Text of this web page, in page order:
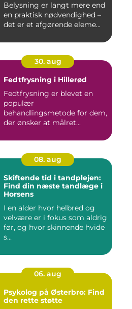
Belysning er langt mere end
en praktisk nødvendighed –
det er et afgørende eleme...
30. aug
Fedtfrysning i Hillerød
Fedtfrysning er blevet en
populær
behandlingsmetode for dem,
der ønsker at målret...
08. aug
Skiftende tid i tandplejen:
Find din næste tandlæge i
Horsens
I en alder hvor helbred og
velvære er i fokus som aldrig
før, og hvor skinnende hvide
s...
06. aug
Psykolog på Østerbro: Find
den rette støtte